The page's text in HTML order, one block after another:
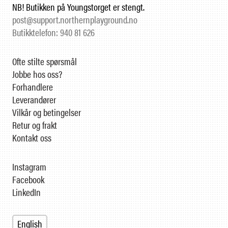
NB! Butikken på Youngstorget er stengt.
post@support.northernplayground.no
Butikktelefon: 940 81 626
Ofte stilte spørsmål
Jobbe hos oss?
Forhandlere
Leverandører
Vilkår og betingelser
Retur og frakt
Kontakt oss
Instagram
Facebook
LinkedIn
English